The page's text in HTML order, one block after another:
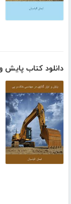
دانلود کتاب پایش